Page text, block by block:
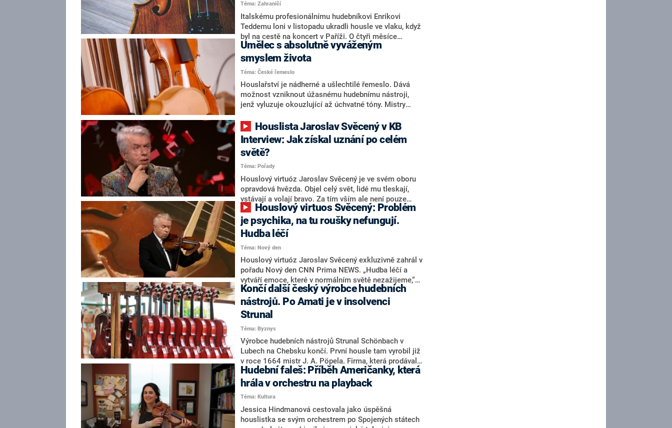
Téma: Zahraničí
Italskému profesionálnímu hudebníkovi Enrikovi
Teddemu loni v listopadu ukradli housle ve vlaku, když
byl na cestě na koncert v Paříži. O čtyři měsíce
později se nástroj v ceně 100 000 eur (2,4 milionu
korun) našel téměř nepoškozený u popelnice ve
francouzské metropoli. O šťastném shledání umělce s
houslemi informovala francouzská média.
Umělec s absolutně vyváženým
smyslem života
Téma: České řemeslo
Houslařství je nádherné a ušlechtilé řemeslo. Dává
možnost vzniknout úžasnému hudebnímu nástroji,
jenž vyluzuje okouzlující až úchvatné tóny. Mistry
nimž přichází na svět jeden z nejkrásnějších
hudebních nástrojů. Václav Pikrt svou práci miluje a
stala se pro něj zároveň i tím největším koníčkem v
životě.
Interview: Jak získal uznání po celém
světě?
Téma: Pořady
Houslový virtuóz Jaroslav Svěcený je ve svém oboru
opravdová hvězda. Objel celý svět, lidé mu tleskají,
vstávají a volají bravo. Za tím vším ale není pouze
talent, ale i obrovská dřina a hodiny a hodiny tréninků.
Kvůli svému obrovskému nasazení ale nakonec
skončil v nemocnici. Dnes už je naštěstí v plné síle a
večer bude hostem KB Interview Martina Moravce.
je psychika, na tu roušky nefungují.
Hudba léčí
Téma: Nový den
Houslový virtuóz Jaroslav Svěcený exkluzivně zahrál v
pořadu Nový den CNN Prima NEWS. „Hudba léčí a
vytváří emoce, které v normálním světě nezažijeme,“
uvedl jeden z nejvýznamnějších současných houslistů,
který nahrál nové album Way of Life. Svěcený v
rozhovoru poukázal také na to, že řešíme epidemii, ale
neřešíme psychiku, na kterou žádné roušky ani
rozestupy nefungují.
Končí další český výrobce hudebních
nástrojů. Po Amati je v insolvenci
Strunal
Téma: Byznys
Výrobce hudebních nástrojů Strunal Schönbach v
Lubech na Chebsku končí. První housle tam vyrobil již
v roce 1664 mistr J. A. Pöpela. Firma, která prodávala
smyčcové nástroje a kytary do celého světa, se
potýkala od přelomu roku s existenčními problémy. I
když se jí podařilo najít řešení v podobě reorganizace,
pandemie koronaviru a s ní spojený globální pokles
prodejů nakonec vedl k vyhlášení konkurzu a nyní i k
ukončení provozu firmy, vyplývá z dokumentů v
Hudební faleš: Příběh Američanky, která
hrála v orchestru na playback
Téma: Kultura
Jessica Hindmanová cestovala jako úspěšná
houslistka se svým orchestrem po Spojených státech